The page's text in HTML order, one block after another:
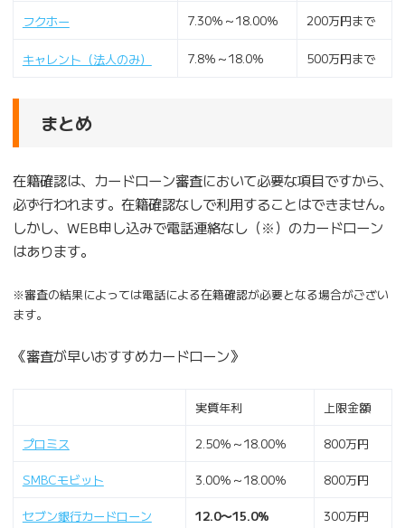
フクホー 7.30％～18.00％ 200万円まで
キャレント（法人のみ） 7.8％～18.0％ 500万円まで
まとめ
在籍確認は、カードローン審査において必要な項目ですから、
必ず行われます。在籍確認なしで利用することはできません。
しかし、WEB申し込みで電話連絡なし（※）のカードローン
はあります。
※審査の結果によっては電話による在籍確認が必要となる場合がござい
ます。
《審査が早いおすすめカードローン》
実質年利 上限金額
プロミス 2.50％～18.00％ 800万円
SMBCモビット 3.00％～18.00％ 800万円
セブン銀行カードローン 12.0〜15.0% 300万円